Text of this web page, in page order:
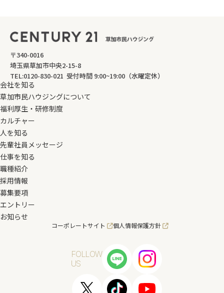
〒340-0016
埼玉県草加市中央2-15-8
TEL:0120-830-021 受付時間 9:00~19:00（水曜定休）
会社を知る
草加市民ハウジングについて
福利厚生・研修制度
カルチャー
人を知る
先輩社員メッセージ
仕事を知る
職種紹介
採用情報
募集要項
エントリー
お知らせ
コーポレートサイト 個人情報保護方針
FOLLOW
US